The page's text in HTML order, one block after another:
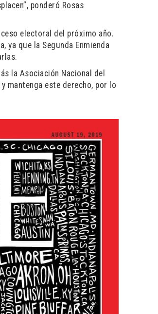
ponderó Rosas
electoral del próximo año.
ya que la Segunda Enmienda
la Asociación Nacional del
mantenga este derecho, por lo